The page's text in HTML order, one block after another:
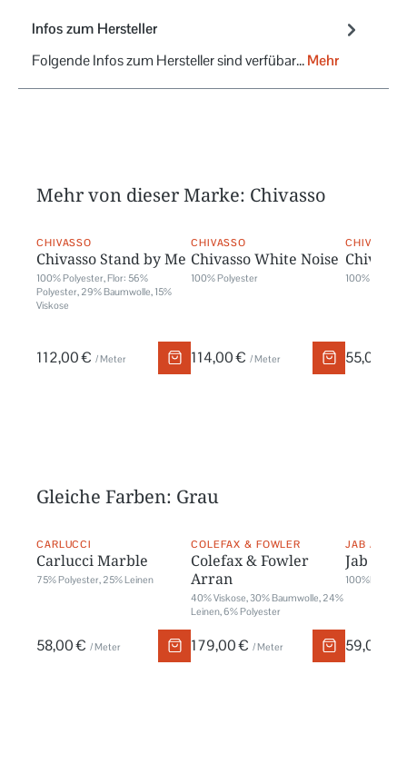
Infos zum Hersteller
Folgende Infos zum Hersteller sind verfübar...Mehr
Mehr von dieser Marke: Chivasso
CHIVASSO
Chivasso Stand by Me
100% Polyester, Flor: 56%
Polyester, 29% Baumwolle, 15%
Viskose
112,00 € / Meter
CHIVASSO
Chivasso White Noise
100% Polyester
114,00 € / Meter
CHIVASSO
100%
55,00 €
Gleiche Farben: Grau
CARLUCCI
Carlucci Marble
75% Polyester, 25% Leinen
58,00 € / Meter
COLEFAX & FOWLER
Colefax & Fowler
Arran
40% Viskose, 30% Baumwolle, 24%
Leinen, 6% Polyester
179,00 € / Meter
JAB
Jab
59,00 €